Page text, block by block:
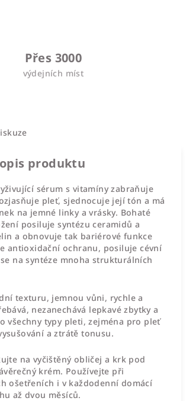
Přes 3000
výdejních míst
produktu
sérum s vitamíny zabraňuje
pleť, sjednocuje její tón a má
na jemné linky a vrásky. Bohaté
posiluje syntézu ceramidů a
a obnovuje tak bariérové funkce
antioxidační ochranu, posiluje cévní
na syntéze mnoha strukturálních
texturu, jemnou vůni, rychle a
nezanechává lepkavé zbytky a
všechny typy pleti, zejména pro pleť
a ztrátě tonusu.
na vyčištěný obličej a krk pod
krém. Používejte při
ošetřeních i v každodenní domácí
až dvou měsíců.